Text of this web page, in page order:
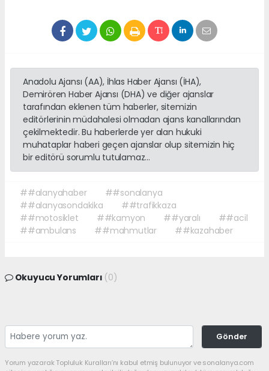
Anadolu Ajansı (AA), İhlas Haber Ajansı (İHA),
Demirören Haber Ajansı (DHA) ve diğer ajanslar
tarafından eklenen tüm haberler, sitemizin
editörlerinin müdahalesi olmadan ajans kanallarından
çekilmektedir. Bu haberlerde yer alan hukuki
muhataplar haberi geçen ajanslar olup sitemizin hiç
bir editörü sorumlu tutulamaz...
##alanyahaber
##sonalanya
##alanyasondakika
##trafikkaza
##motosiklet
##kamyon ##yaralı
##acil
##ambulans
##mahmutlar ##kazahaber
Okuyucu Yorumları (0)
Gönder
Yorum yazarak Topluluk Kuralları’nı kabul etmiş bulunuyor ve sonalanya.com